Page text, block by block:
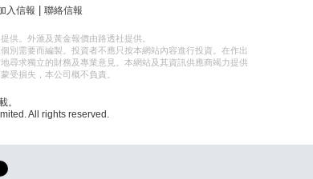
入信報 聯絡信報
供。外滙及黃金報價由路透社提供。
別需要而編製。投資者不應只按本網站內容進行投資。在作出
尋求獨立的財務及專業意見。本網站及其資訊供應商竭力提供
受損失，本公司概不負責。
。
All rights reserved.